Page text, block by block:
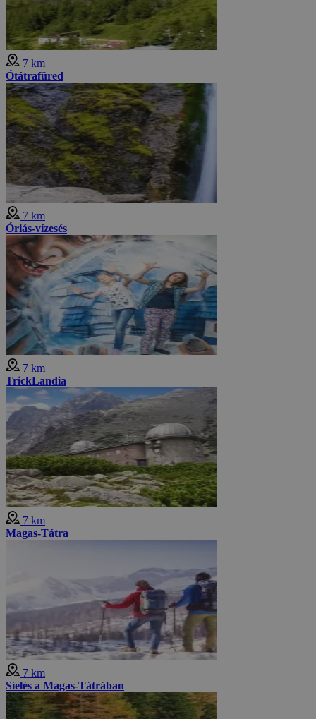
7 km
Ótátrafüred
7 km
Óriás-vízesés
7 km
TrickLandia
7 km
Magas-Tátra
7 km
Síelés a Magas-Tátrában